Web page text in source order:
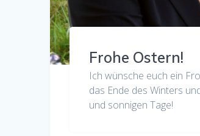
Frohe Ostern!
Ich wünsche euch ein
das Ende des Winters
und sonnigen Tage!